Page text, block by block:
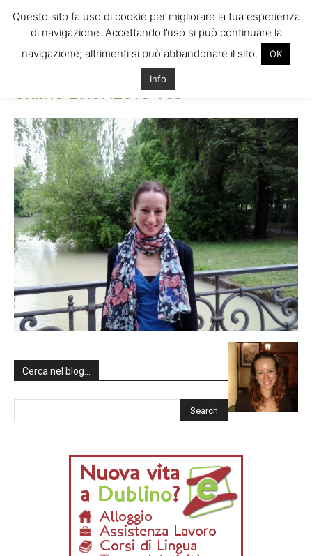
Ultime-29.07.2013-168
Ultime-29.07.2013-168
Cerca nel blog…
Questo sito fa uso di cookie per migliorare la tua esperienza
di navigazione. Accettando l’uso si può continuare la
navigazione; altrimenti si può abbandonare il sito.
OK
Info